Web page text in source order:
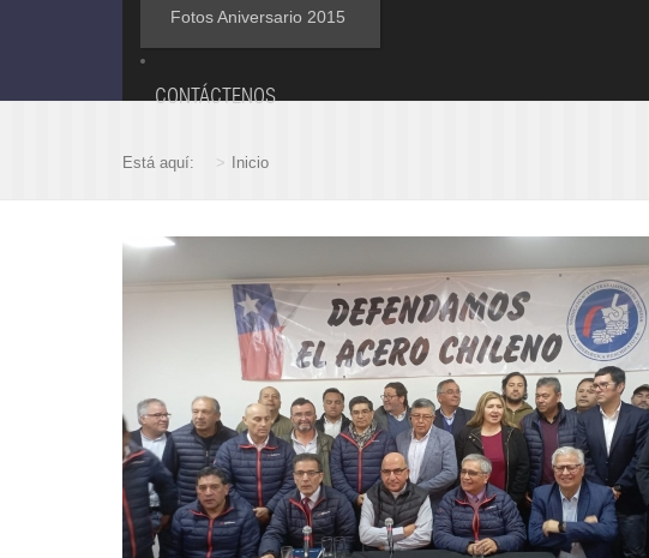
Fotos Aniversario 2015
CONTÁCTENOS
Está aquí: Inicio